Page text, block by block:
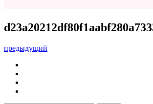
предыдущий